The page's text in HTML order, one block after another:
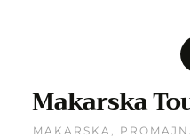
Makarska
MAKARSKA,